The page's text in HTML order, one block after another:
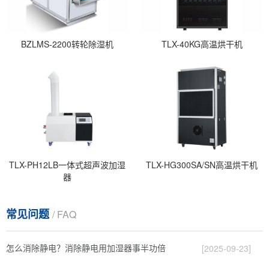
BZLMS-2200转轮除湿机 TLX-40KG高温烘干机
TLX-PH12LB一体式超声波加湿
器
TLX-HG300SA/SN高温烘干机
常见问题/ FAQ
怎么消除静电？消除静电用加湿器事半功倍
[2025-09-23]